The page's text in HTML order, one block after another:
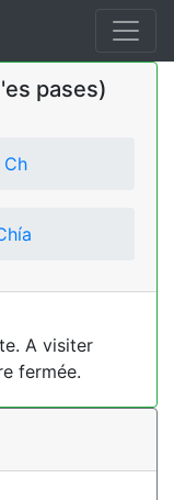
pases)
Ch
A visiter
fermée.